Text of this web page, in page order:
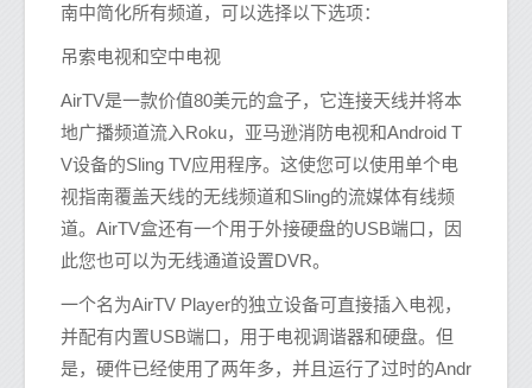
南中简化所有频道，可以选择以下选项：
吊索电视和空中电视
AirTV是一款价值80美元的盒子，它连接天线并将本
地广播频道流入Roku，亚马逊消防电视和Android T
V设备的Sling TV应用程序。这使您可以使用单个电
视指南覆盖天线的无线频道和Sling的流媒体有线频
道。AirTV盒还有一个用于外接硬盘的USB端口，因
此您也可以为无线通道设置DVR。
一个名为AirTV Player的独立设备可直接插入电视，
并配有内置USB端口，用于电视调谐器和硬盘。但
是，硬件已经使用了两年多，并且运行了过时的Andr